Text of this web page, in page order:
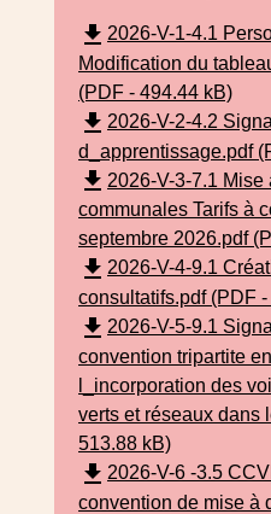
file_download 2026-V-1-4.1
Modification du
(PDF - 494.44 kB)
file_download 2026-V-2-4.2
d_apprentissage.pdf
file_download 2026-V-3-7.1
communales Tarifs à
septembre 2026.pdf
file_download 2026-V-4-9.1
consultatifs.pdf (PDF
file_download 2026-V-5-9.1
convention tripartite
l_incorporation des
verts et réseaux dans
513.88 kB)
file_download 2026-V-6 -3.5
convention de mise à